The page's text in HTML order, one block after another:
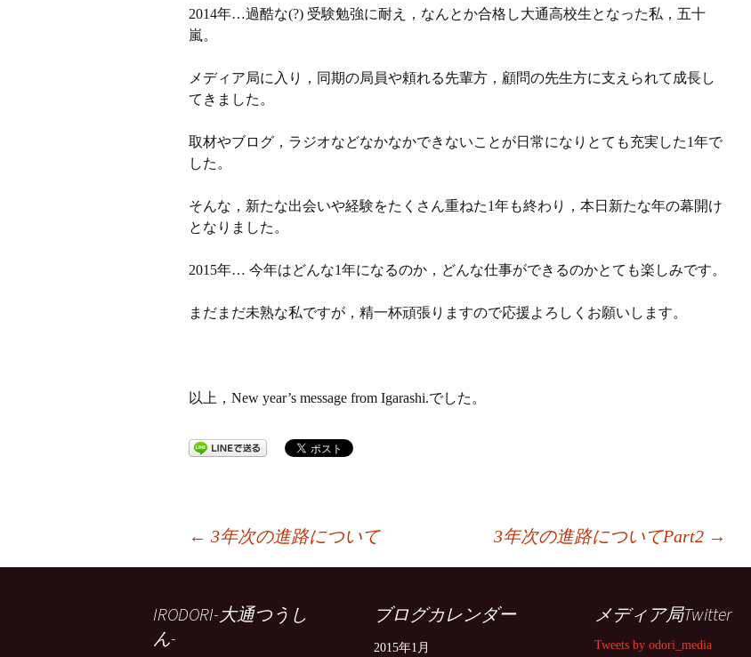
1年次の活動
3,4年次の活動
2014年…過酷な(?) 受験勉強に耐え，なんとか合格し大通高校生となった私，五十
嵐。
メディア局に入り，同期の局員や頼れる先輩方，顧問の先生方に支えられて成長し
てきました。
取材やブログ，ラジオなどなかなかできないことが日常になりとても充実した1年で
した。
そんな，新たな出会いや経験をたくさん重ねた1年も終わり，本日新たな年の幕開け
となりました。
2015年… 今年はどんな1年になるのか，どんな仕事ができるのかとても楽しみです。
まだまだ未熟な私ですが，精一杯頑張りますので応援よろしくお願いします。
以上，New year’s message from Igarashi.でした。
← 3年次の進路について 3年次の進路についてPart2 →
IRODORI-大通つうし
ん-
ブログカレンダー
2015年1月
メディア局Twitter
Tweets by odori_media